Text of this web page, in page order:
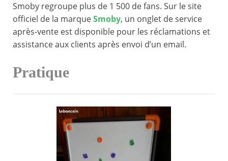
Smoby regroupe plus de 1 500 de fans. Sur le site
officiel de la marqueSmoby, un onglet de service
après-vente est disponible pour les réclamations et
assistance aux clients après envoi d’un email.
Pratique